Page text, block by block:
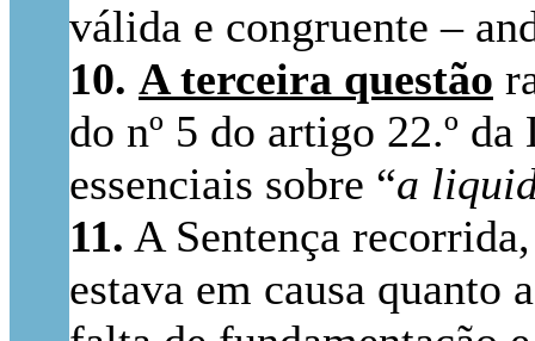
válida e congruente –
10. A terceira questão
do nº 5 do artigo 22.º
essenciais sobre “a
11. A Sentença
estava em causa quanto